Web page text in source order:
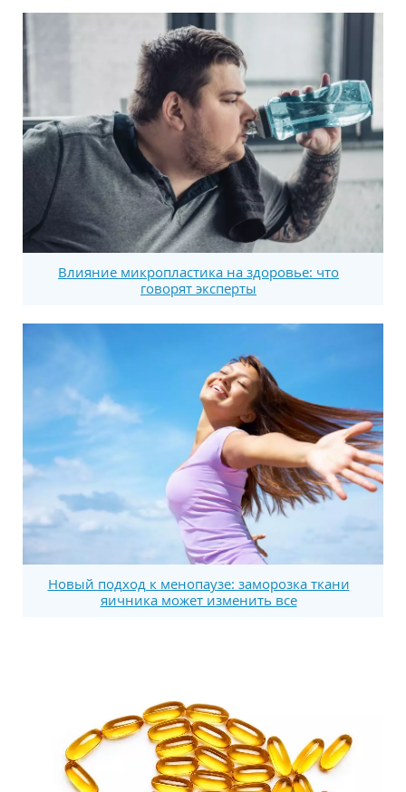
Влияние микропластика на здоровье: что
говорят эксперты
Новый подход к менопаузе: заморозка ткани
яичника может изменить все